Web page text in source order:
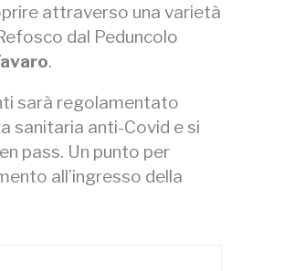
attraverso una varietà
dal Peduncolo
.
sarà regolamentato
sanitaria anti-Covid e si
pass. Un punto per
all’ingresso della